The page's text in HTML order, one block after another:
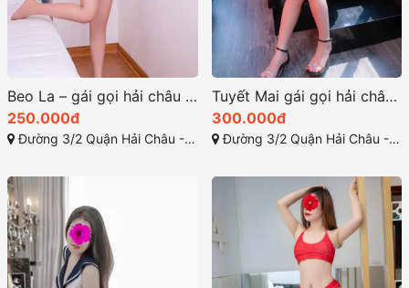
Beo La – gái gọi hải châu giá rẽ nhưng rất mượt
250.000đ
Đường 3/2 Quận Hải Châu - Đà Nẵng
Tuyết Mai gái gọi hải châu thân hình đẹp nõn
300.000đ
Đường 3/2 Quận Hải Châu - Đà Nẵng